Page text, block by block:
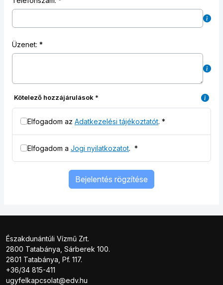
Üzenet:
Kötelező hozzájárulások *
Elfogadom az Adatkezelési tájékoztatót. *
Elfogadom a Jogi nyilatkozatot. *
Bejelentés rögzítése
Északdunántúli Vízmű Zrt.
2800 Tatabánya, Sárberek 100.
2801 Tatabánya, Pf. 117.
+36/34 815-411
ugyfelkapcsolat@edv.hu